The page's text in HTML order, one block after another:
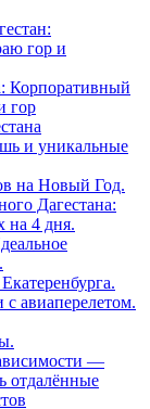
гор и
Корпоративный
гор
и уникальные
на Новый Год.
Дагестана:
на 4 дня.
авиаперелетом.
—
отдалённые